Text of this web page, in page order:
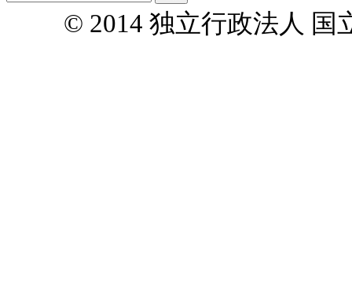
© 2014 独立行政法人 国